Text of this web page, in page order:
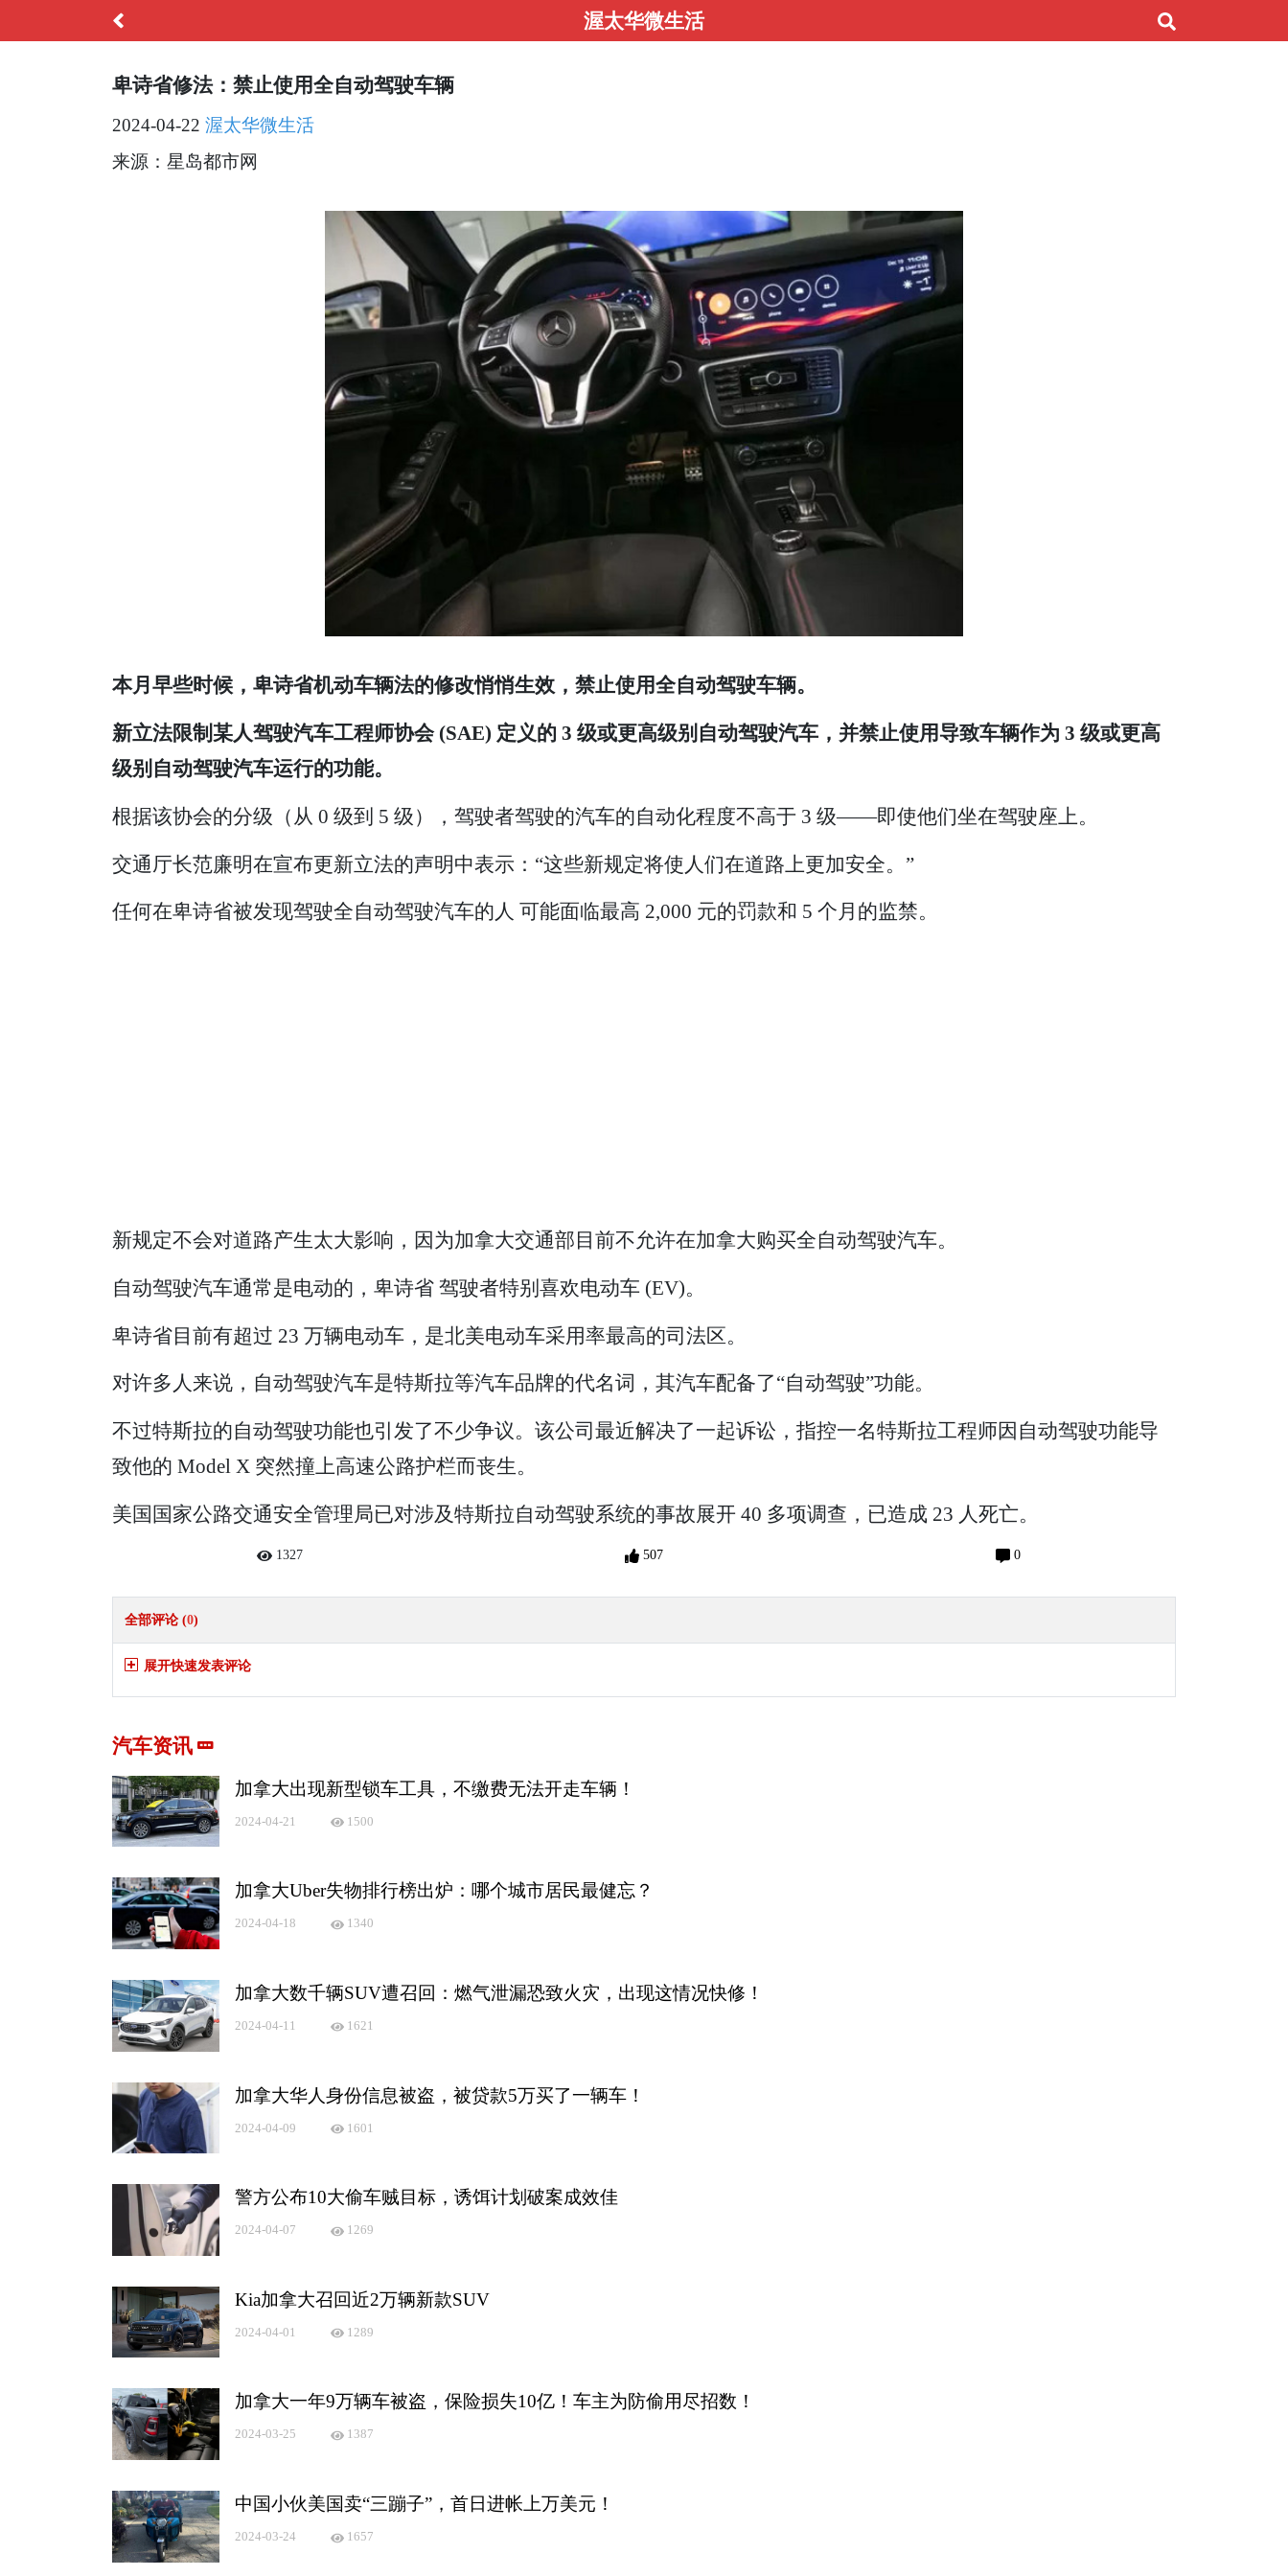
渥太华微生活
卑诗省修法：禁止使用全自动驾驶车辆
2024-04-22 渥太华微生活
来源：星岛都市网
本月早些时候，卑诗省机动车辆法的修改悄悄生效，禁止使用全自动驾驶车辆。
新立法限制某人驾驶汽车工程师协会 (SAE) 定义的 3 级或更高级别自动驾驶汽车，并禁止使用导致车辆作为 3 级或更高
级别自动驾驶汽车运行的功能。
根据该协会的分级（从 0 级到 5 级），驾驶者驾驶的汽车的自动化程度不高于 3 级——即使他们坐在驾驶座上。
交通厅长范廉明在宣布更新立法的声明中表示：“这些新规定将使人们在道路上更加安全。”
任何在卑诗省被发现驾驶全自动驾驶汽车的人 可能面临最高 2,000 元的罚款和 5 个月的监禁。
新规定不会对道路产生太大影响，因为加拿大交通部目前不允许在加拿大购买全自动驾驶汽车。
自动驾驶汽车通常是电动的，卑诗省 驾驶者特别喜欢电动车 (EV)。
卑诗省目前有超过 23 万辆电动车，是北美电动车采用率最高的司法区。
对许多人来说，自动驾驶汽车是特斯拉等汽车品牌的代名词，其汽车配备了“自动驾驶”功能。
不过特斯拉的自动驾驶功能也引发了不少争议。该公司最近解决了一起诉讼，指控一名特斯拉工程师因自动驾驶功能导
致他的 Model X 突然撞上高速公路护栏而丧生。
美国国家公路交通安全管理局已对涉及特斯拉自动驾驶系统的事故展开 40 多项调查，已造成 23 人死亡。
1327 507 0
全部评论 (0)
展开快速发表评论
汽车资讯
加拿大出现新型锁车工具，不缴费无法开走车辆！
2024-04-21 1500
加拿大Uber失物排行榜出炉：哪个城市居民最健忘？
2024-04-18 1340
加拿大数千辆SUV遭召回：燃气泄漏恐致火灾，出现这情况快修！
2024-04-11 1621
加拿大华人身份信息被盗，被贷款5万买了一辆车！
2024-04-09 1601
警方公布10大偷车贼目标，诱饵计划破案成效佳
2024-04-07 1269
Kia加拿大召回近2万辆新款SUV
2024-04-01 1289
加拿大一年9万辆车被盗，保险损失10亿！车主为防偷用尽招数！
2024-03-25 1387
中国小伙美国卖“三蹦子”，首日进帐上万美元！
2024-03-24 1657